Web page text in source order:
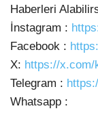
Haberleri
İnstagram :
Facebook :
X: https://x.com/
Telegram :
Whatsapp :